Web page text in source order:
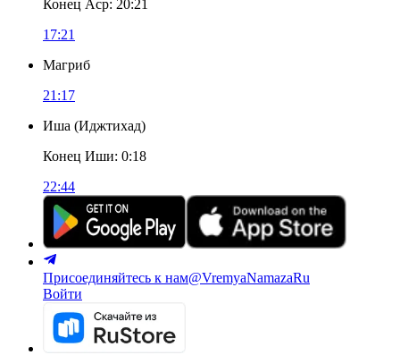
Конец Аср: 20:21
17:21
Магриб
21:17
Иша (Иджтихад)
Конец Иши: 0:18
22:44
Присоединяйтесь к нам@VremyaNamazaRu
Войти